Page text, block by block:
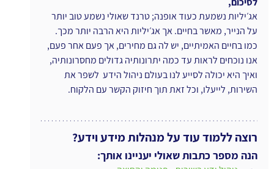
אג׳יליות נשמעת כעוד אופנה; טרנד שאולי נשמע טוב יותר
על הנייר, מאשר בחיים. אך אג׳יליות היא הרבה יותר מכך.
כמו בחיים האמיתיים, יש לה גם מחירים, אך פעם אחר פעם,
אנו נוכחים לראות עד כמה יתרונותיה גדולים מחסרונותיה,
ואיך היא יכולה לסייע לנו בעולם ניהול הידע  לשפר את
השירות, לייעלו, וכל זאת תוך חיזוק הקשר עם הלקוח.
רוצה ללמוד עוד על מנהלות מידע וידע?
הנה מספר כתבות שאולי יעניינו אותך: